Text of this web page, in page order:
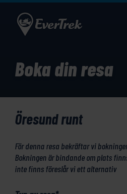
Boka din resa
Öresund runt
För denna resa bekräftar vi
Bokningen är bindande om plats
inte finns föreslår vi ett alternativ